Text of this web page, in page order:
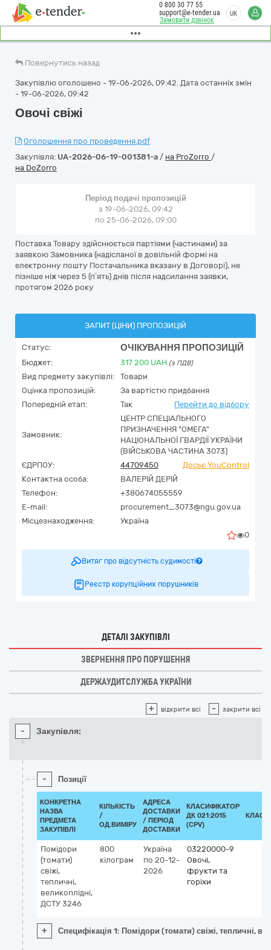
Замовити дзвінок
0 800 30 77 55
support@e-tender.ua
UK
Повернутись назад
Закупівлю оголошено - 19-06-2026, 09:42. Дата останніх змін
- 19-06-2026, 09:42
Овочі свіжі
Оголошення про проведення.pdf
Закупівля: UA-2026-06-19-001381-a / на ProZorro /
на DoZorro
Період подачі пропозицій
з 19-06-2026, 09:42
по 25-06-2026, 09:00
Поставка Товару здійснюється партіями (частинами) за
заявкою Замовника (надісланої в довільній формі на
електронну пошту Постачальника вказану в Договорі), не
пізніше ніж через 5 (п’ять) днів після надсилання заявки,
протягом 2026 року
ЗАПИТ (ЦІНИ) ПРОПОЗИЦІЙ
Статус: ОЧІКУВАННЯ ПРОПОЗИЦІЙ
Бюджет: 317 200 UAH (з ПДВ)
Вид предмету закупівлі:
Товари
Оцінка пропозицій:
За вартістю придбання
Попередній етап:
Так Перейти до відбору
Замовник:
ЦЕНТР СПЕЦІАЛЬНОГО
ПРИЗНАЧЕННЯ "ОМЕГА"
НАЦІОНАЛЬНОЇ ГВАРДІЇ УКРАЇНИ
(ВІЙСЬКОВА ЧАСТИНА 3073)
ЄДРПОУ:
44709450
Досьє YouControl
Контактна особа:
ВАЛЕРІЙ ДЕРІЙ
Телефон:
+380674055559
E-mail:
procurement_3073@ngu.gov.ua
Місцезнаходження:
Україна
0
Витяг про відсутність судимості
Реєстр корупційних порушників
ДЕТАЛІ ЗАКУПІВЛІ
ЗВЕРНЕННЯ ПРО ПОРУШЕННЯ
ДЕРЖАУДИТСЛУЖБА УКРАЇНИ
+ відкрити всі - закрити всі
- Закупівля:
- Позиції
КОНКРЕТНА
НАЗВА
ПРЕДМЕТА
ЗАКУПІВЛІ
КІЛЬКІСТЬ
/
ОД.ВИМІРУ
АДРЕСА
ДОСТАВКИ
/ ПЕРІОД
ДОСТАВКИ
КЛАСИФІКАТОР
ДК 021:2015
(CPV)
Помідори
(томати)
свіжі,
тепличні,
великоплідні,
ДСТУ 3246
800
кілограм
Україна
по 20-12-
2026
03220000-9
Овочі,
фрукти та
горіхи
+ Специфікація 1: Помідори (томати) свіжі, тепличні,